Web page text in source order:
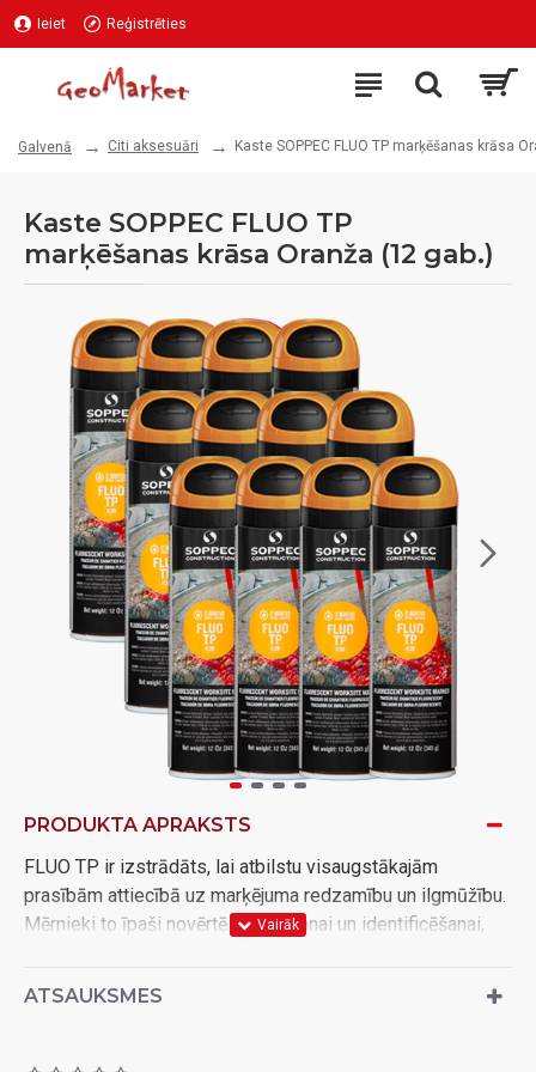
Ieiet Reģistrēties
Galvenā Citi aksesuāri Kaste SOPPEC FLUO TP marķēšanas krāsa
Kaste SOPPEC FLUO TP
marķēšanas krāsa Oranža (12 gab.)
PRODUKTA APRAKSTS
FLUO TP ir izstrādāts, lai atbilstu visaugstākajām
prasībām attiecībā uz marķējuma redzamību un ilgmūžību.
Mērnieki to īpaši novērtē izvietošanai un identificēšanai,
būvniecības jomā
ATSAUKSMES